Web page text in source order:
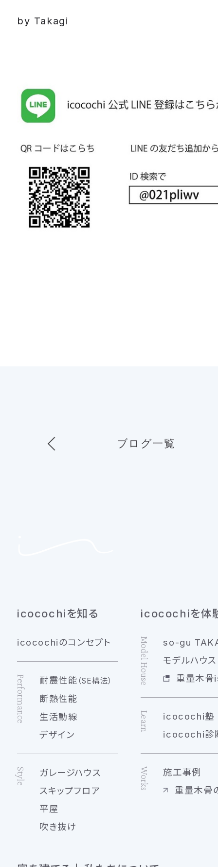
by Takagi
ブログ一覧
icocochiを知る
icocochiのコンセプト
Performance 耐震性能 （SE構法）
断熱性能
生活動線
デザイン
Style
ガレージハウス
スキップフロア
平屋
吹き抜け
icocochiを体
Model House
so-gu
モデルハウ
重量木
Learn
icocochi塾
icocochi診
Works
施工事例
重量木骨